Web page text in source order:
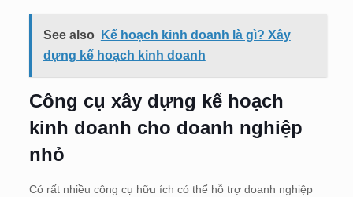
See also
Kế hoạch kinh doanh là gì? Xây
dựng kế hoạch kinh doanh
Công cụ xây dựng kế hoạch
kinh doanh cho doanh nghiệp
nhỏ
Có rất nhiều công cụ hữu ích có thể hỗ trợ doanh nghiệp